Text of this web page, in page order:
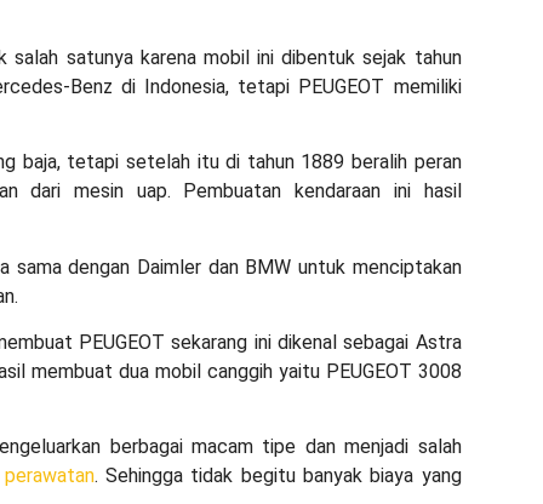
salah satunya karena mobil ini dibentuk sejak tahun
Benz di Indonesia, tetapi PEUGEOT memiliki
baja, tetapi setelah itu di tahun 1889 beralih peran
dari mesin uap. Pembuatan kendaraan ini hasil
sama dengan Daimler dan BMW untuk menciptakan
PEUGEOT sekarang ini dikenal sebagai Astra
membuat dua mobil canggih yaitu PEUGEOT 3008
berbagai macam tipe dan menjadi salah
. Sehingga tidak begitu banyak biaya yang